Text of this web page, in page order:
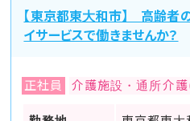
【東京都東大和市】 高齢者
イサービスで働きませんか？
正社員 介護施設・通所介護